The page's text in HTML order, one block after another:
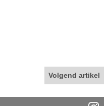
Volgend artikel